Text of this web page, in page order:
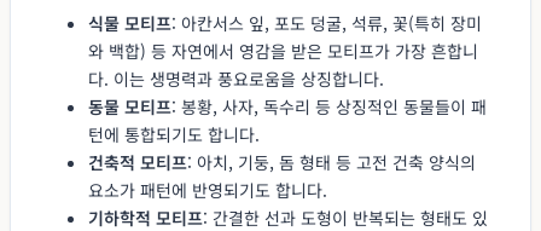
식물 모티프: 아칸서스 잎, 포도 덩굴, 석류, 꽃(특히 장미
와 백합) 등 자연에서 영감을 받은 모티프가 가장 흔합니
다. 이는 생명력과 풍요로움을 상징합니다.
동물 모티프: 봉황, 사자, 독수리 등 상징적인 동물들이 패
턴에 통합되기도 합니다.
건축적 모티프: 아치, 기둥, 돔 형태 등 고전 건축 양식의
요소가 패턴에 반영되기도 합니다.
기하학적 모티프: 간결한 선과 도형이 반복되는 형태도 있